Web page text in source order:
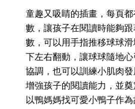
童趣又吸睛的插畫，每頁
數，讓孩子在閱讀時能夠
數，可以用手指推移球球
下左右翻動，讓球球隨地
協調，也可以訓練小肌肉
增強孩子的閱讀能力，並奠
以鴨媽媽找可愛小鴨子作